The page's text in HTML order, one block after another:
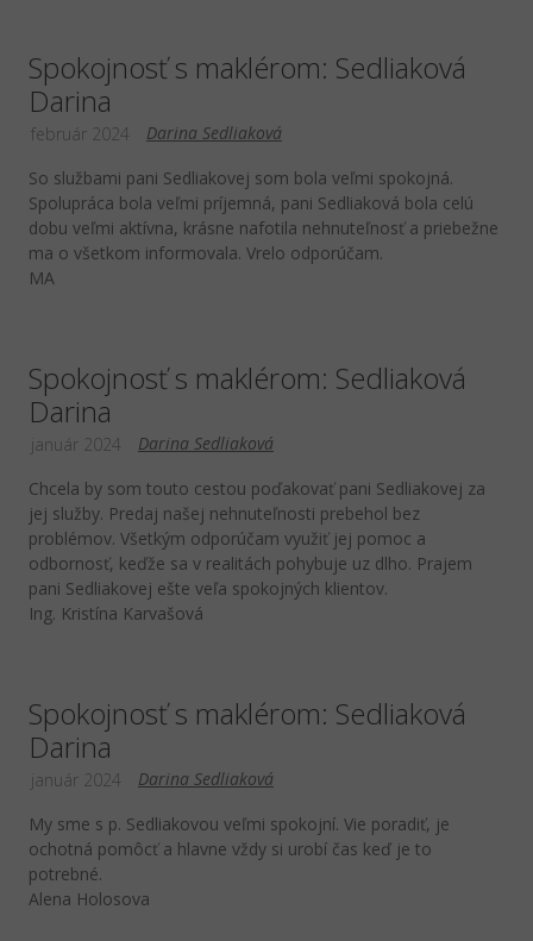
Spokojnosť s maklérom: Sedliaková
Darina
Darina Sedliaková
február 2024
So službami pani Sedliakovej som bola veľmi spokojná.
Spolupráca bola veľmi príjemná, pani Sedliaková bola celú
dobu veľmi aktívna, krásne nafotila nehnuteľnosť a priebežne
ma o všetkom informovala. Vrelo odporúčam.
MA
Spokojnosť s maklérom: Sedliaková
Darina
Darina Sedliaková
január 2024
Chcela by som touto cestou poďakovať pani Sedliakovej za
jej služby. Predaj našej nehnuteľnosti prebehol bez
problémov. Všetkým odporúčam využiť jej pomoc a
odbornosť, keďže sa v realitách pohybuje uz dlho. Prajem
pani Sedliakovej ešte veľa spokojných klientov.
Ing. Kristína Karvašová
Spokojnosť s maklérom: Sedliaková
Darina
Darina Sedliaková
január 2024
My sme s p. Sedliakovou veľmi spokojní. Vie poradiť, je
ochotná pomôcť a hlavne vždy si urobí čas keď je to
potrebné.
Alena Holosova